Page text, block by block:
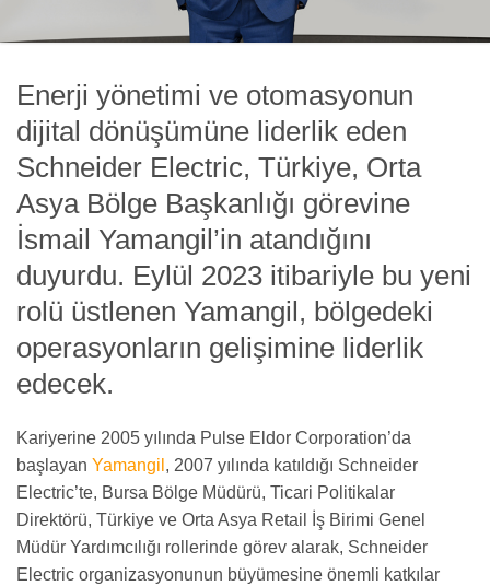
Enerji yönetimi ve otomasyonun
dijital dönüşümüne liderlik eden
Schneider Electric, Türkiye, Orta
Asya Bölge Başkanlığı görevine
İsmail Yamangil’in atandığını
duyurdu. Eylül 2023 itibariyle bu yeni
rolü üstlenen Yamangil, bölgedeki
operasyonların gelişimine liderlik
edecek.
Kariyerine 2005 yılında Pulse Eldor Corporation’da
başlayan Yamangil , 2007 yılında katıldığı Schneider
Electric’te, Bursa Bölge Müdürü, Ticari Politikalar
Direktörü, Türkiye ve Orta Asya Retail İş Birimi Genel
Müdür Yardımcılığı rollerinde görev alarak, Schneider
Electric organizasyonunun büyümesine önemli katkılar